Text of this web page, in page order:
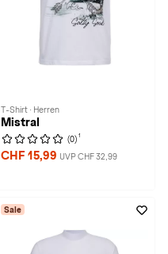
T-Shirt · Herren
Mistral
(0) 1
CHF 15,99 UVP CHF 32,99
Sale